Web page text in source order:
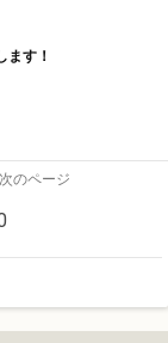
ます！
次のページ